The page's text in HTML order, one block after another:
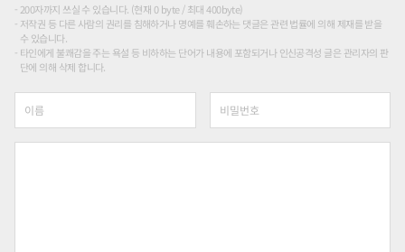
200자까지 쓰실 수 있습니다. (현재 0 byte / 최대 400byte)
저작권 등 다른 사람의 권리를 침해하거나 명예를 훼손하는 댓글은 관련 법률에 의해 제재를 받을
수 있습니다.
타인에게 불쾌감을 주는 욕설 등 비하하는 단어가 내용에 포함되거나 인신공격성 글은 관리자의 판
단에 의해 삭제 합니다.